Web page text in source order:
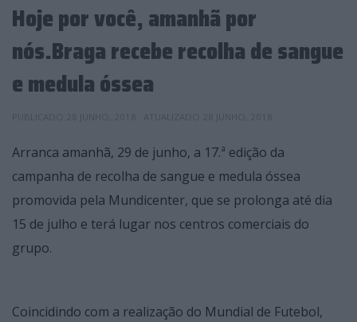
Hoje por você, amanhã por
nós.Braga recebe recolha de sangue
e medula óssea
Arranca amanhã, 29 de junho, a 17.ª edição da
campanha de recolha de sangue e medula óssea
promovida pela Mundicenter, que se prolonga até dia
15 de julho e terá lugar nos centros comerciais do
grupo.
Coincidindo com a realização do Mundial de Futebol,